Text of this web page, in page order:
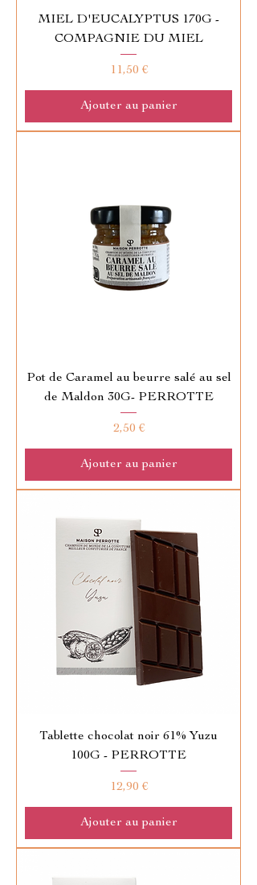
MIEL D'EUCALYPTUS 170G -
COMPAGNIE DU MIEL
Prix
11,50 €
Ajouter au panier
Pot de Caramel au beurre salé au sel
de Maldon 30G- PERROTTE
Prix
2,50 €
Ajouter au panier
Tablette chocolat noir 61% Yuzu
100G - PERROTTE
Prix
12,90 €
Ajouter au panier